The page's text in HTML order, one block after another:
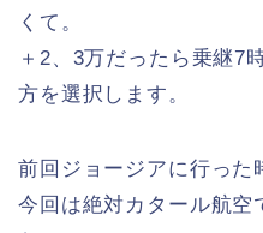
くて。
＋2、3万だったら乗継7
方を選択します。
前回ジョージアに行った
今回は絶対カタール航空